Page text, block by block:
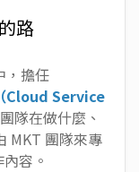
路
，擔任
Cloud Service
隊在做什麼、
MKT 團隊來專
容。